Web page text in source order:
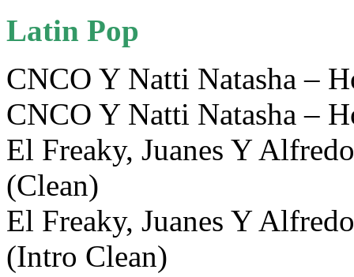
Latin Pop
CNCO Y Natti Natasha –
CNCO Y Natti Natasha –
El Freaky, Juanes Y
(Clean)
El Freaky, Juanes Y
(Intro Clean)